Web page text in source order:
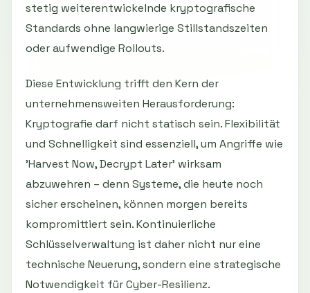
stetig weiterentwickelnde kryptografische
Standards ohne langwierige Stillstandszeiten
oder aufwendige Rollouts.
Diese Entwicklung trifft den Kern der
unternehmensweiten Herausforderung:
Kryptografie darf nicht statisch sein. Flexibilität
und Schnelligkeit sind essenziell, um Angriffe wie
'Harvest Now, Decrypt Later' wirksam
abzuwehren – denn Systeme, die heute noch
sicher erscheinen, können morgen bereits
kompromittiert sein. Kontinuierliche
Schlüsselverwaltung ist daher nicht nur eine
technische Neuerung, sondern eine strategische
Notwendigkeit für Cyber-Resilienz.